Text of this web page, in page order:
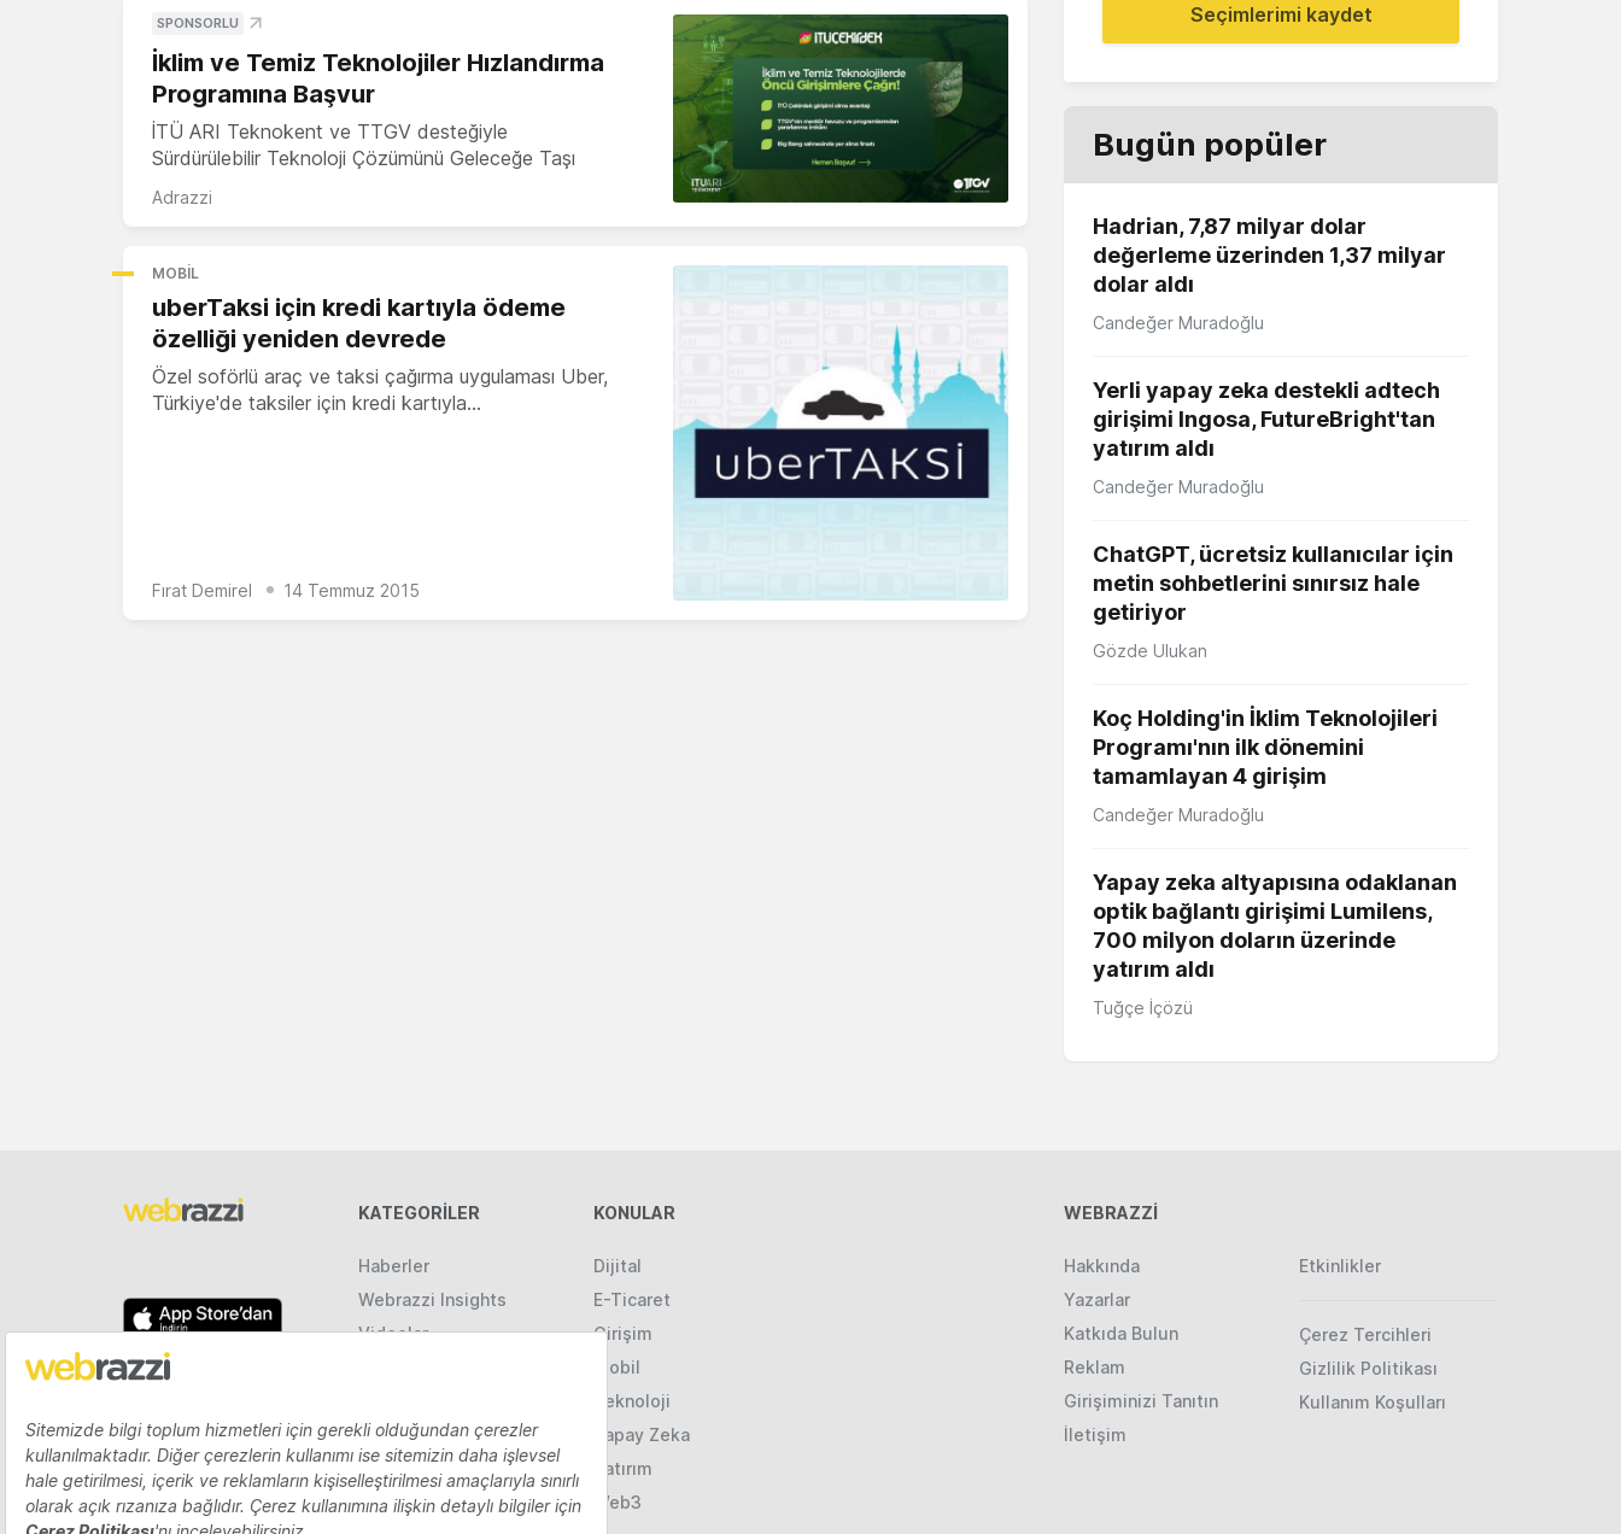
SPONSORLU
İklim ve Temiz Teknolojiler Hızlandırma
Programına Başvur
İTÜ ARI Teknokent ve TTGV desteğiyle
Sürdürülebilir Teknoloji Çözümünü Geleceğe Taşı
Adrazzi
MOBIL
uberTaksi için kredi kartıyla ödeme
özelliği yeniden devrede
Özel soförlü araç ve taksi çağırma uygulaması Uber,
Türkiye'de taksiler için kredi kartıyla…
Fırat Demirel 14 Temmuz 2015
Seçimlerimi kaydet
Bugün popüler
Hadrian, 7,87 milyar dolar
değerleme üzerinden 1,37 milyar
dolar aldı
Candeğer Muradoğlu
Yerli yapay zeka destekli adtech
girişimi Ingosa, FutureBright'tan
yatırım aldı
Candeğer Muradoğlu
ChatGPT, ücretsiz kullanıcılar için
metin sohbetlerini sınırsız hale
getiriyor
Gözde Ulukan
Koç Holding'in İklim Teknolojileri
Programı'nın ilk dönemini
tamamlayan 4 girişim
Candeğer Muradoğlu
Yapay zeka altyapısına odaklanan
optik bağlantı girişimi Lumilens,
700 milyon doların üzerinde
yatırım aldı
Tuğçe İçözü
KATEGORILER
Haberler
Webrazzi Insights
Videolar
KONULAR
Dijital
E-Ticaret
Girişim
Mobil
Teknoloji
Yapay Zeka
Yatırım
Web3
WEBRAZZİ
Hakkında
Yazarlar
Katkıda Bulun
Reklam
Girişiminizi Tanıtın
İletişim
Etkinlikler
Çerez Tercihleri
Gizlilik Politikası
Kullanım Koşulları